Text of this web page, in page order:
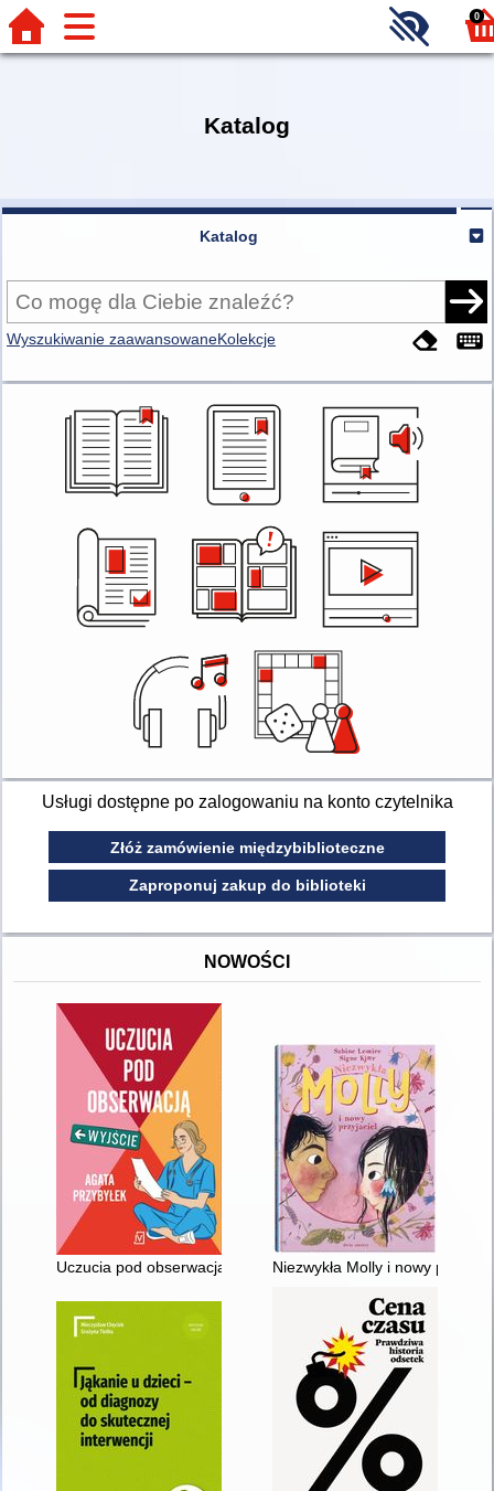
0
Katalog
Katalog
Wyszukiwanie zaawansowaneKolekcje
Usługi dostępne po zalogowaniu na konto czytelnika
Złóż zamówienie międzybiblioteczne
Zaproponuj zakup do biblioteki
NOWOŚCI
Uczucia pod obserwacją Niezwykła Molly i nowy